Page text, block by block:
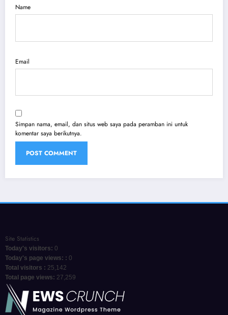
Name
Email
Simpan nama, email, dan situs web saya pada peramban ini untuk
komentar saya berikutnya.
Site Statistics
Today's visitors: 0
Today's page views: : 0
Total visitors : 25,142
Total page views: 27,259